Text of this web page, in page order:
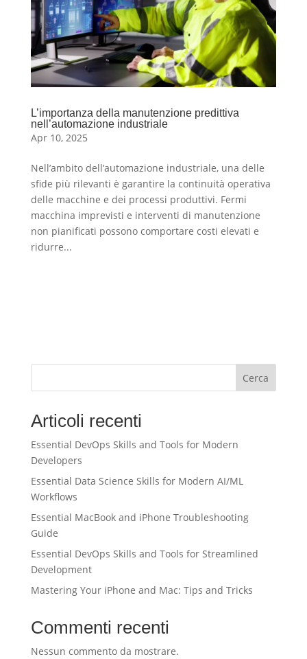
L’importanza della manutenzione predittiva
nell’automazione industriale
Apr 10, 2025
Nell’ambito dell’automazione industriale, una delle
sfide più rilevanti è garantire la continuità operativa
delle macchine e dei processi produttivi. Fermi
macchina imprevisti e interventi di manutenzione
non pianificati possono comportare costi elevati e
ridurre...
Cerca
Articoli recenti
Essential DevOps Skills and Tools for Modern
Developers
Essential Data Science Skills for Modern AI/ML
Workflows
Essential MacBook and iPhone Troubleshooting
Guide
Essential DevOps Skills and Tools for Streamlined
Development
Mastering Your iPhone and Mac: Tips and Tricks
Commenti recenti
Nessun commento da mostrare.